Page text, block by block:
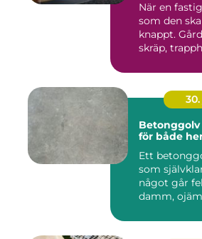
När en
som den
knappt.
skräp,
Betonggolv hållbar grund
för både
Ett
som
något går
damm,